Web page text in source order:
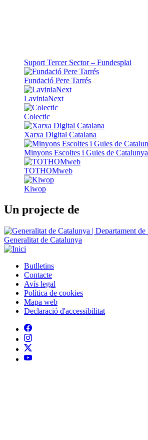
Suport Tercer Sector – Fundesplai
Fundació Pere Tarrés
LaviniaNext
Colectic
Xarxa Digital Catalana
Minyons Escoltes i Guies de Catalunya
TOTHOMweb
Kiwop
Un projecte de
Generalitat de Catalunya
Peu
Butlletins
Contacte
Avís legal
Política de cookies
Mapa web
Declaració d'accessibilitat